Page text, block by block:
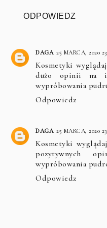
ODPOWIEDZ
DAGA 25 MARCA, 2020
Kosmetyki
dużo opinii na
wypróbowania
Odpowiedz
DAGA 25 MARCA, 2020
Kosmetyki
pozytywnych
wypróbowania
Odpowiedz